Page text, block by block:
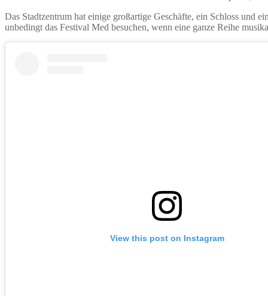
Das Stadtzentrum hat einige großartige Geschäfte, ein Schloss und
unbedingt das Festival Med besuchen, wenn eine ganze Reihe
View this post on Instagram